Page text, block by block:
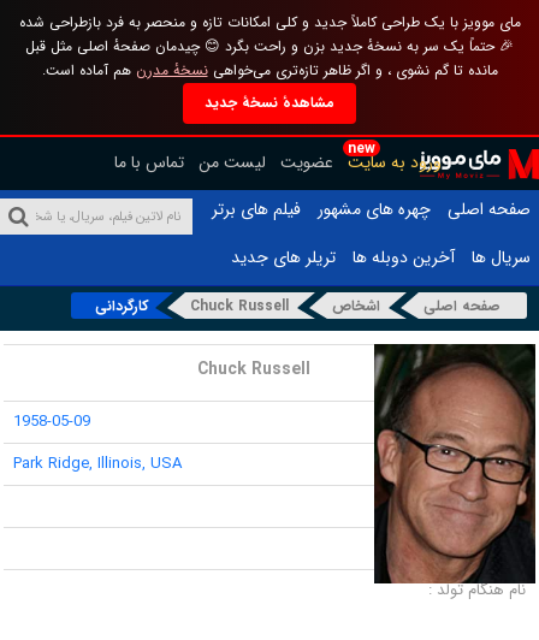
مای موویز با یک طراحی کاملاً جدید و کلی امکانات تازه و منحصر به فرد بازطراحی شده
🎉 حتماً یک سر به نسخهٔ جدید بزن و راحت بگرد 😊 چیدمان صفحهٔ اصلی مثل قبل
مانده تا گم نشوی ، و اگر ظاهر تازه‌تری می‌خواهینسخهٔ مدرن هم آماده است.
مشاهدهٔ نسخهٔ جدید
new
ورود به سایت عضویت لیست من تماس با ما
صفحه اصلی
چهره های مشهور
فیلم های برتر
سریال ها
آخرین دوبله ها تریلر های جدید
صفحه اصلی اشخاص Chuck Russell کارگردانی
نام : Chuck Russell
تاریخ تولد :
1958-05-09
محل تولد :
Park Ridge, Illinois, USA
قد :
لقب :
نام هنگام تولد :